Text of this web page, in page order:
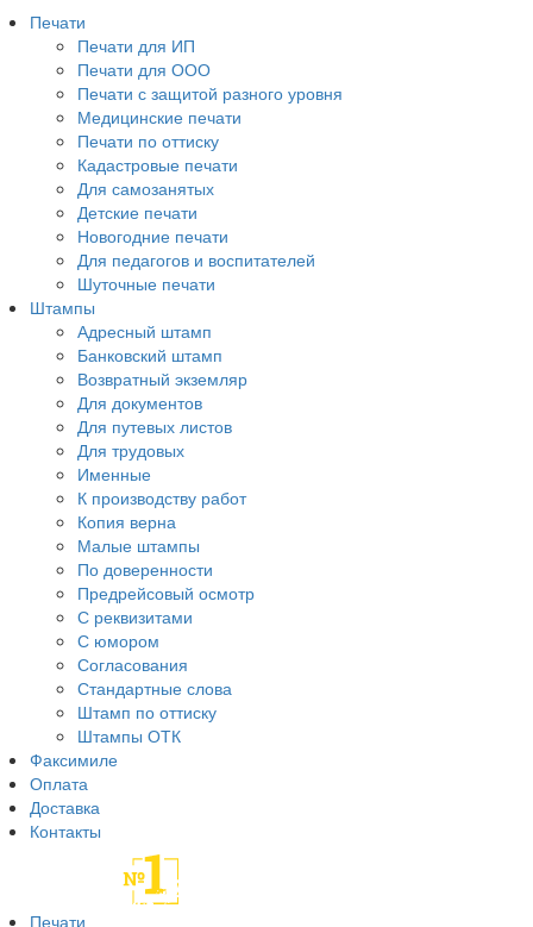
Печати
Печати для ИП
Печати для ООО
Печати с защитой разного уровня
Медицинские печати
Печати по оттиску
Кадастровые печати
Для самозанятых
Детские печати
Новогодние печати
Для педагогов и воспитателей
Шуточные печати
Штампы
Адресный штамп
Банковский штамп
Возвратный экземляр
Для документов
Для путевых листов
Для трудовых
Именные
К производству работ
Копия верна
Малые штампы
По доверенности
Предрейсовый осмотр
С реквизитами
С юмором
Согласования
Стандартные слова
Штамп по оттиску
Штампы ОТК
Факсимиле
Оплата
Доставка
Контакты
Печати